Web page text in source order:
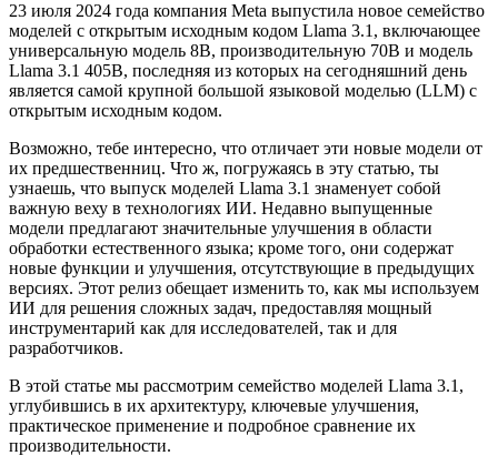
23 июля 2024 года компания Meta выпустила новое семейство
моделей с открытым исходным кодом Llama 3.1, включающее
универсальную модель 8B, производительную 70B и модель
Llama 3.1 405B, последняя из которых на сегодняшний день
является самой крупной большой языковой моделью (LLM) с
открытым исходным кодом.
Возможно, тебе интересно, что отличает эти новые модели от
их предшественниц. Что ж, погружаясь в эту статью, ты
узнаешь, что выпуск моделей Llama 3.1 знаменует собой
важную веху в технологиях ИИ. Недавно выпущенные
модели предлагают значительные улучшения в области
обработки естественного языка; кроме того, они содержат
новые функции и улучшения, отсутствующие в предыдущих
версиях. Этот релиз обещает изменить то, как мы используем
ИИ для решения сложных задач, предоставляя мощный
инструментарий как для исследователей, так и для
разработчиков.
В этой статье мы рассмотрим семейство моделей Llama 3.1,
углубившись в их архитектуру, ключевые улучшения,
практическое применение и подробное сравнение их
производительности.